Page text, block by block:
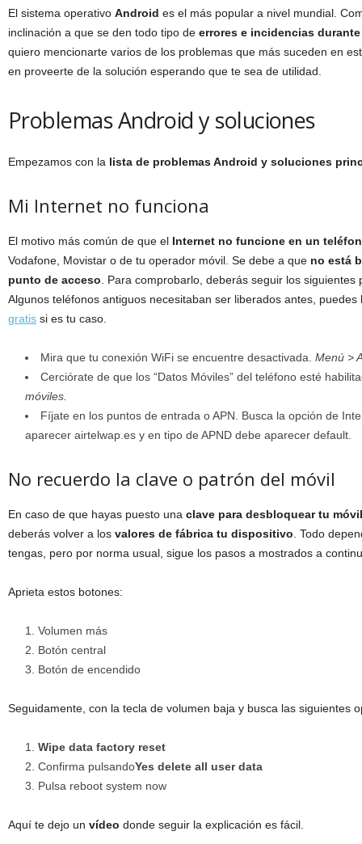
El sistema operativo Android es el más popular a nivel mundial.
inclinación a que se den todo tipo de errores e incidencias
quiero mencionarte varios de los problemas que más suceden en
en proveerte de la solución esperando que te sea de utilidad.
Problemas Android y soluciones
Empezamos con la lista de problemas Android y soluciones
Mi Internet no funciona
El motivo más común de que el Internet no funcione en un
Vodafone, Movistar o de tu operador móvil. Se debe a que no está
punto de acceso . Para comprobarlo, deberás seguir los
Algunos teléfonos antiguos necesitaban ser liberados antes,
gratis si es tu caso.
Mira que tu conexión WiFi se encuentre desactivada. Menú >
Cerciórate de que los “Datos Móviles” del teléfono esté
móviles.
Fíjate en los puntos de entrada o APN. Busca la opción de
aparecer airtelwap.es y en tipo de APND debe aparecer default.
No recuerdo la clave o patrón del móvil
En caso de que hayas puesto una clave para desbloquear tu
deberás volver a los valores de fábrica tu dispositivo . Todo
tengas, pero por norma usual, sigue los pasos a mostrados a
Aprieta estos botones:
Volumen más
Botón central
Botón de encendido
Seguidamente, con la tecla de volumen baja y busca las siguientes
Wipe data factory reset
Confirma pulsandoYes delete all user data
Pulsa reboot system now
Aquí te dejo un vídeo donde seguir la explicación es fácil.